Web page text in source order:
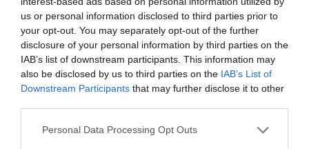
us or personal information disclosed to third parties prior to
your opt-out. You may separately opt-out of the further
disclosure of your personal information by third parties on the
IAB’s list of downstream participants. This information may
also be disclosed by us to third parties on the IAB’s List of
Downstream Participants that may further disclose it to other
Please note that this website/app uses one or more Google
Personal Data Processing Opt Outs